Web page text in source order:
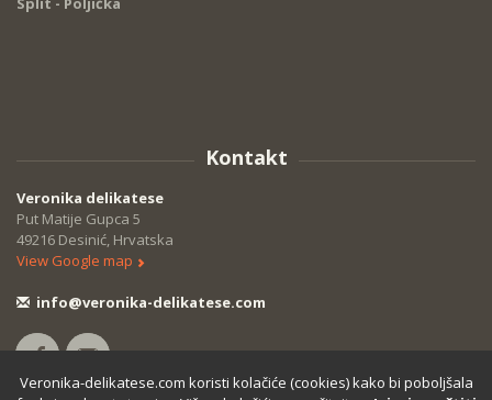
Kontakt
Veronika delikatese
Put Matije Gupca 5
49216 Desinić, Hrvatska
View Google map
info@veronika-delikatese.com
Veronika-delikatese.com koristi kolačiće (cookies) kako bi poboljšala